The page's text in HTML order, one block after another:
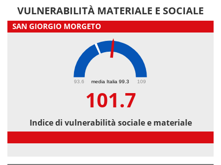
VULNERABILITÀ MATERIALE E SOCIALE
SAN GIORGIO MORGETO
media Italia 99.3
93.6 109
101.7
Indice di vulnerabilità sociale e materiale